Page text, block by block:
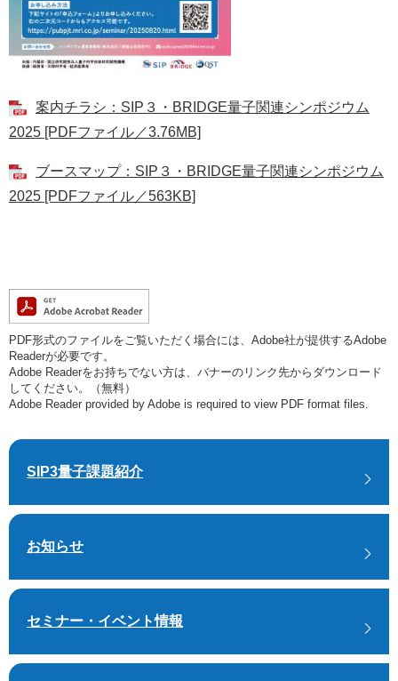
案内チラシ：SIP３・BRIDGE量子関連シンポジウム
2025 [PDFファイル／3.76MB]
ブースマップ：SIP３・BRIDGE量子関連シンポジウム
2025 [PDFファイル／563KB]
PDF形式のファイルをご覧いただく場合には、Adobe社が提供するAdobe
Readerが必要です。
Adobe Readerをお持ちでない方は、バナーのリンク先からダウンロード
してください。（無料）
Adobe Reader provided by Adobe is required to view PDF format files.
SIP3量子課題紹介
お知らせ
セミナー・イベント情報